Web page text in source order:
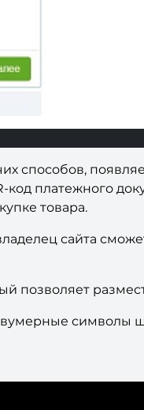
способов,
код платежного
товара.
сайта
символы